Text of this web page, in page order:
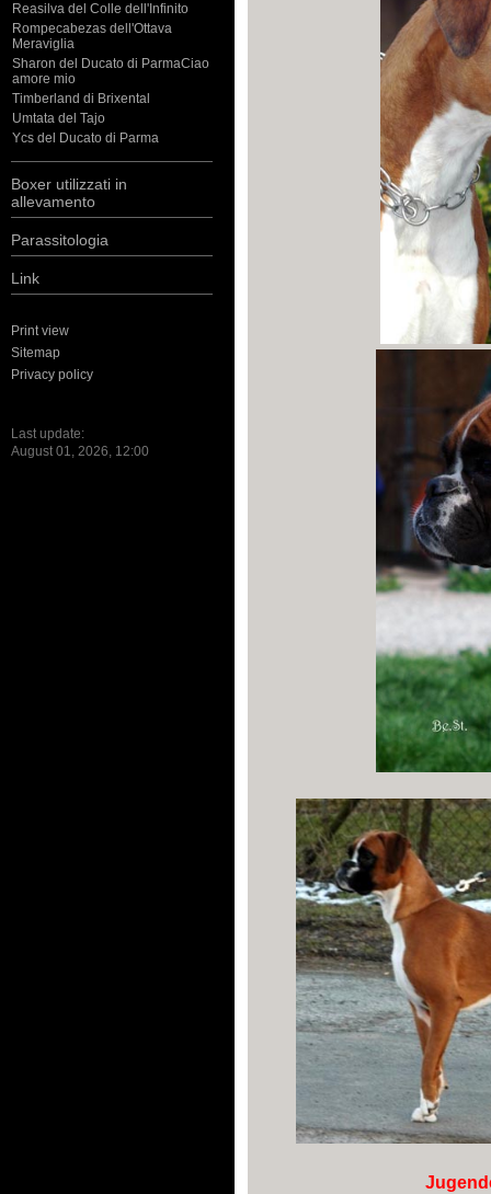
Reasilva del Colle dell'Infinito
Rompecabezas dell'Ottava
Meraviglia
Sharon del Ducato di ParmaCiao
amore mio
Timberland di Brixental
Umtata del Tajo
Ycs del Ducato di Parma
Boxer utilizzati in
allevamento
Parassitologia
Link
Print view
Sitemap
Privacy policy
Last update:
August 01, 2026, 12:00